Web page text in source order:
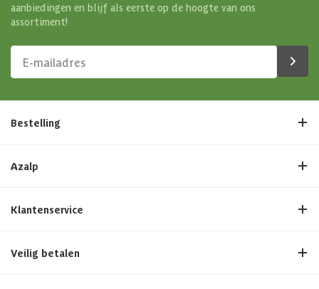
aanbiedingen en blijf als eerste op de hoogte van ons
assortiment!
Bestelling
Azalp
Klantenservice
Veilig betalen